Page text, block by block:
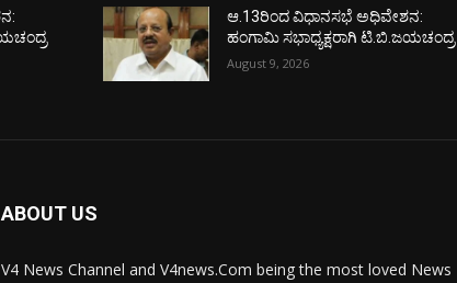
ಆ.13ರಿಂದ ವಿಧಾನಸಭೆ ಅಧಿವೇಶನ:
ಹಂಗಾಮಿ ಸಭಾಧ್ಯಕ್ಷರಾಗಿ ಟಿ.ಬಿ.ಜಯಚಂದ್ರ
August 9, 2026
ABOUT US
V4 News Channel and V4news.Com being the most loved News